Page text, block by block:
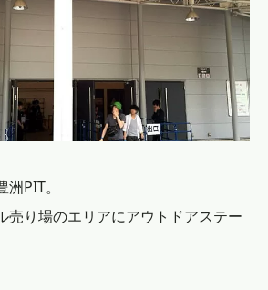
PIT。
売り場のエリアにアウトドアステー